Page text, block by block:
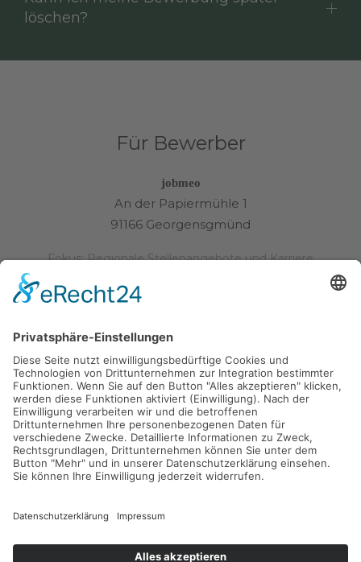
löschen?
Für Bewerber
jobmeo
An der Papiermühle 1
91166 Georgensgmünd
Fokus: Regionale Stellenangebote und Karriere
Für Arbeitgeber
jobmeo
Am Geißleitenbuck 8
91166 Georgensgmünd
Fokus: Recruiting, Arbeitgebermarketing und
Personalgewinnung
Kontakt
(c) jobmeo. Alle Rechte vorbehalten.